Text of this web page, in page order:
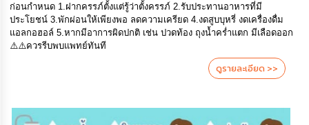
ก่อนกำหนด 1.ฝากครรภ์ตั้งแต่รู้ว่าตั้งครรภ์ 2.รับประทานอาหารที่มี
ประโยชน์ 3.พักผ่อนให้เพียงพอ ลดความเครียด 4.งดสูบบุหรี่ งดเครื่องดื่ม
แอลกอฮอล์ 5.หากมีอาการผิดปกติ เช่น ปวดท้อง ถุงน้ำคร่ำแตก มีเลือดออก
⚠️⚠️ควรรีบพบแพทย์ทันที
ดูรายละเอียด >>